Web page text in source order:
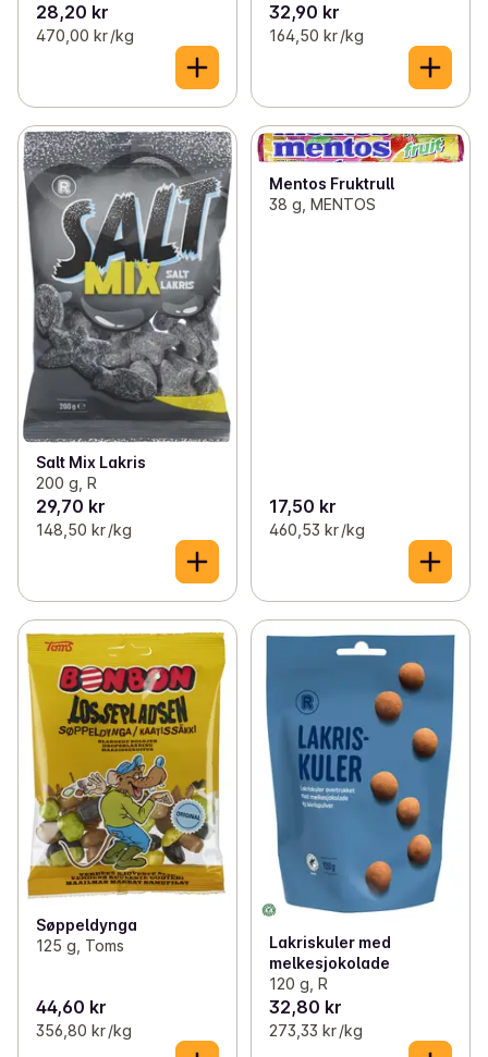
28,20 kr
470,00 kr /kg
32,90 kr
164,50 kr /kg
Salt Mix Lakris
200 g, R
29,70 kr
148,50 kr /kg
Mentos Fruktrull
38 g, MENTOS
17,50 kr
460,53 kr /kg
Søppeldynga
125 g, Toms
44,60 kr
356,80 kr /kg
Lakriskuler med
melkesjokolade
120 g, R
32,80 kr
273,33 kr /kg